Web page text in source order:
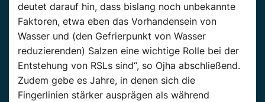
deutet darauf hin, dass bislang noch unbekannte
Faktoren, etwa eben das Vorhandensein von
Wasser und (den Gefrierpunkt von Wasser
reduzierenden) Salzen eine wichtige Rolle bei der
Entstehung von RSLs sind“, so Ojha abschließend.
Zudem gebe es Jahre, in denen sich die
Fingerlinien stärker ausprägen als während